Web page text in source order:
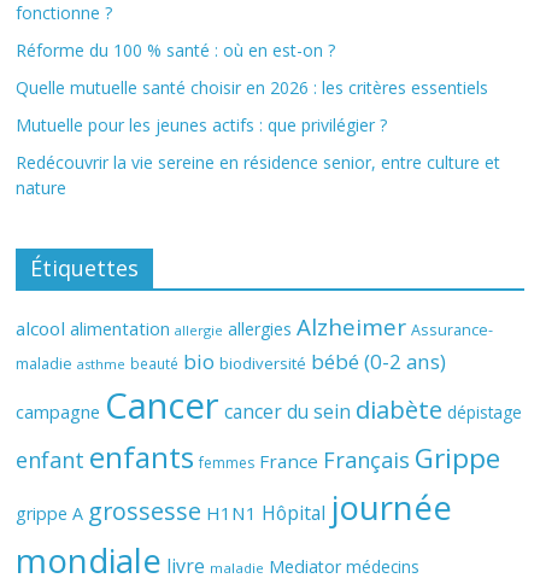
fonctionne ?
Réforme du 100 % santé : où en est-on ?
Quelle mutuelle santé choisir en 2026 : les critères essentiels
Mutuelle pour les jeunes actifs : que privilégier ?
Redécouvrir la vie sereine en résidence senior, entre culture et
nature
Étiquettes
alcool alimentation allergie allergies Alzheimer Assurance-
maladie asthme beauté bio biodiversité bébé (0-2 ans)
campagne Cancer cancer du sein diabète dépistage
enfant enfants femmes France Français Grippe
grippe A grossesse H1N1 Hôpital journée
mondiale livre maladie Mediator médecins